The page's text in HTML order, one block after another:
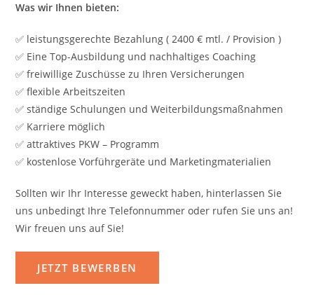
Was wir Ihnen bieten:
✅ leistungsgerechte Bezahlung ( 2400 € mtl. / Provision )
✅ Eine Top-Ausbildung und nachhaltiges Coaching
✅ freiwillige Zuschüsse zu Ihren Versicherungen
✅ flexible Arbeitszeiten
✅ ständige Schulungen und Weiterbildungsmaßnahmen
✅ Karriere möglich
✅ attraktives PKW – Programm
✅ kostenlose Vorführgeräte und Marketingmaterialien
Sollten wir Ihr Interesse geweckt haben, hinterlassen Sie
uns unbedingt Ihre Telefonnummer oder rufen Sie uns an!
Wir freuen uns auf Sie!